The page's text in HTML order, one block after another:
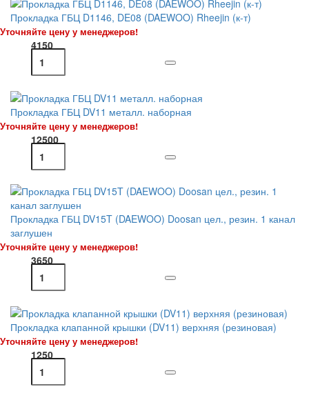
Прокладка ГБЦ D1146, DE08 (DAEWOO) Rheejin (к-т)
Уточняйте цену у менеджеров!
4150
Прокладка ГБЦ DV11 металл. наборная
Уточняйте цену у менеджеров!
12500
Прокладка ГБЦ DV15T (DAEWOO) Doosan цел., резин. 1 канал
заглушен
Уточняйте цену у менеджеров!
3650
Прокладка клапанной крышки (DV11) верхняя (резиновая)
Уточняйте цену у менеджеров!
1250